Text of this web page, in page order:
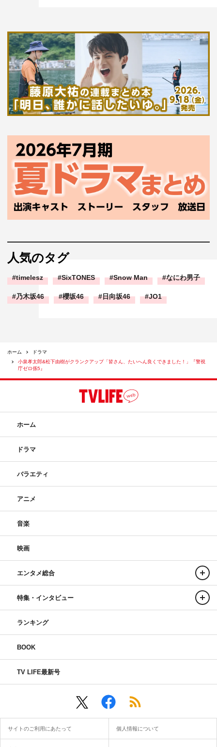
人気のタグ
timelesz SixTONES Snow Man なにわ男子
乃木坂46 櫻坂46 日向坂46 JO1
ホーム
ドラマ
小泉孝太郎&松下由樹がクランクアップ「皆さん、たいへん良くできました！」『警視
庁ゼロ係5』
ホーム
ドラマ
バラエティ
アニメ
音楽
映画
エンタメ総合
特集・インタビュー
ランキング
BOOK
TV LIFE最新号
サイトのご利用にあたって 個人情報について